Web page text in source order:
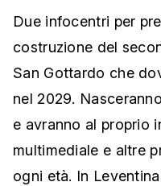
Due infocentri per
costruzione del
San Gottardo che
nel 2029.
e avranno al proprio
multimediale e altre
ogni età. In